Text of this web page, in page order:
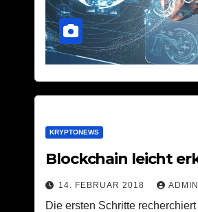
KRYPTONEWS
Blockchain leicht
14. FEBRUAR 2018
Die ersten Schritte